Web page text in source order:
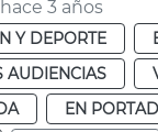
3 años
Y DEPORTE
AUDIENCIAS
EN